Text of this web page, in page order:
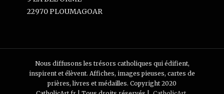
22970 PLOUMAGOAR
Nous diffusons les trésors catholiques qui édifient,
inspirent et élèvent. Affiches, images pieuses, cartes de
prières, livres et médailles. Copyright 2020